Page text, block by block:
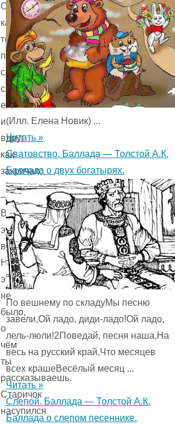
Однажды
какой-
то
проезжий
слушал-
слушал
его
и
вдруг
как
закричал:
—
Все
это
выдумки!
Ничего
этого
не
было,
о
чём
ты
рассказываешь.
Старичок
насупился
(Илл. Елена Новик) ...
Читать »
Сватовство. Баллада — Толстой А.К.
Баллада о двух богатырях.
По вешнему по складуМы песню
завели,Ой ладо, диди-ладо!Ой ладо,
лель-люли!2Поведай, песня наша,На
весь на русский край,Что месяцев
всех крашеВесёлый месяц ...
Читать »
Слепой. Баллада — Толстой А.К.
Баллада о слепом песеннике.